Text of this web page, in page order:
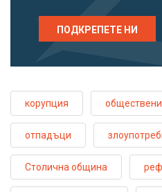
ПОДКРЕПЕТЕ НИ
корупция
отпадъци
Столична община